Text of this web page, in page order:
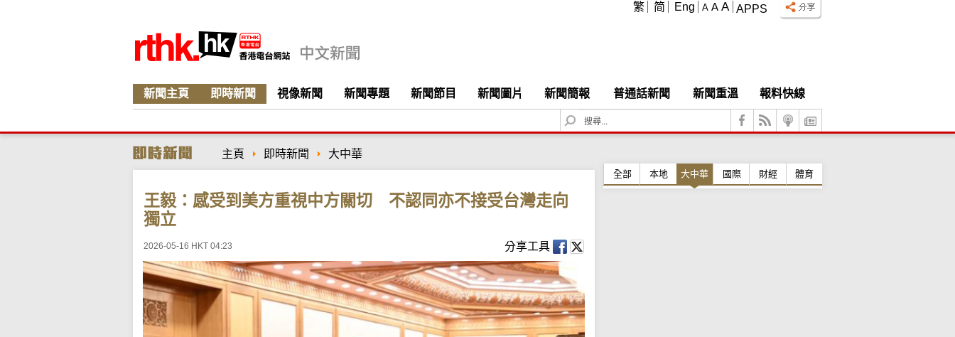
APPS
A A A
繁 简 Eng
新聞主頁 即時新聞 視像新聞 新聞專題 新聞節目 新聞圖片 新聞簡報 普通話新聞 新聞重溫
報料快線
S
e
c
主頁 即時新聞 大中華
王毅：感受到美方重視中方關切 不認同亦不接受台灣走向
獨立
2026-05-16 HKT 04:23 分享工具
全部 本地 大中華 國際 財經 體育